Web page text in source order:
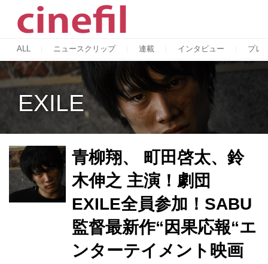
ALL ニュースクリップ 連載 インタビュー プレ
EXILE
青柳翔、 町田啓太、鈴
木伸之 主演！劇団
EXILE全員参加！SABU
監督最新作“因果応報“エ
ンターテイメント映画